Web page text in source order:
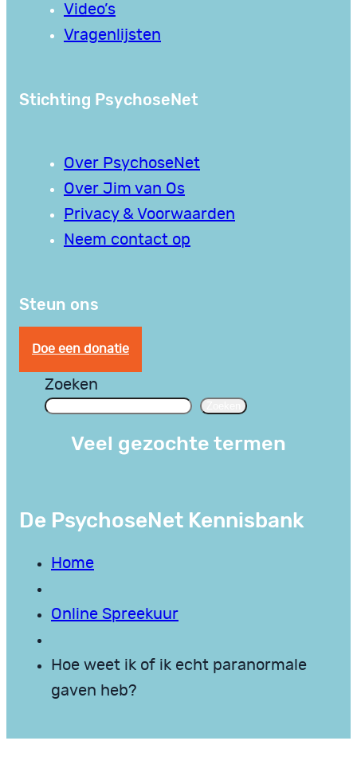
Video’s
Vragenlijsten
Stichting PsychoseNet
Over PsychoseNet
Over Jim van Os
Privacy & Voorwaarden
Neem contact op
Steun ons
Doe een donatie
Zoeken
Veel gezochte termen
De PsychoseNet Kennisbank
Home
Online Spreekuur
Hoe weet ik of ik echt paranormale
gaven heb?